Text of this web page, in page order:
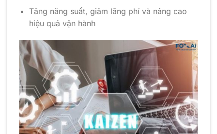
Tăng năng suất, giảm lãng phí và nâng cao
hiệu quả vận hành